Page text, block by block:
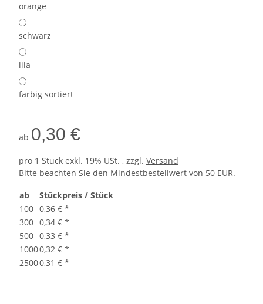
orange
schwarz
lila
farbig sortiert
ab 0,30 €
pro 1 Stück exkl. 19% USt. , zzgl. Versand
Bitte beachten Sie den Mindestbestellwert von 50 EUR.
ab
Stückpreis / Stück
100 0,36 € *
300 0,34 € *
500 0,33 € *
10000,32 € *
25000,31 € *